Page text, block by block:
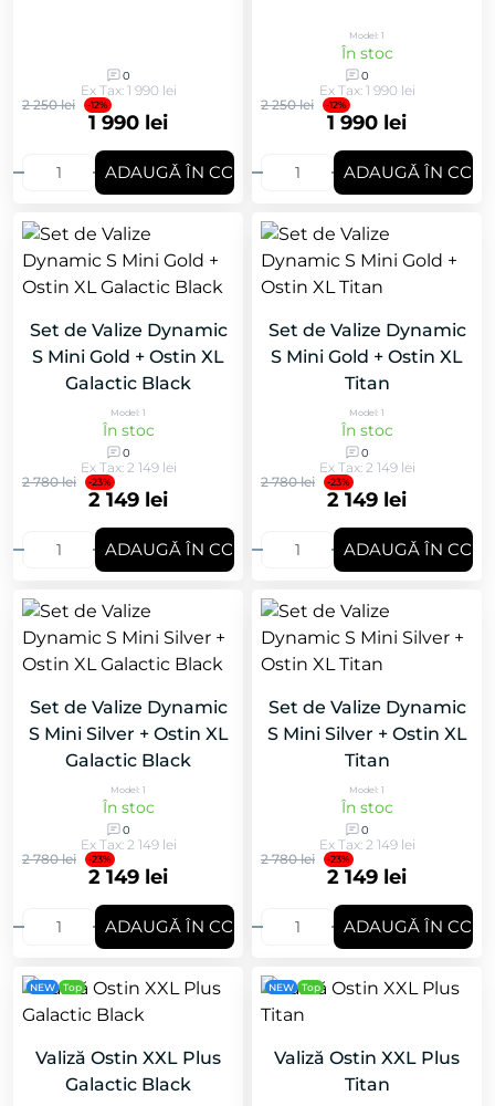
0
Ex Tax: 1 990 lei
2 250 lei
-12%
1 990 lei
ADAUGǍ ÎN COȘ
Model: 1
În stoc
0
Ex Tax: 1 990 lei
2 250 lei
-12%
1 990 lei
ADAUGǍ ÎN COȘ
Set de Valize Dynamic
S Mini Gold + Ostin XL
Galactic Black
Model: 1
În stoc
0
Ex Tax: 2 149 lei
2 780 lei
-23%
2 149 lei
ADAUGǍ ÎN COȘ
Set de Valize Dynamic
S Mini Gold + Ostin XL
Titan
Model: 1
În stoc
0
Ex Tax: 2 149 lei
2 780 lei
-23%
2 149 lei
ADAUGǍ ÎN COȘ
Set de Valize Dynamic
S Mini Silver + Ostin XL
Galactic Black
Model: 1
În stoc
0
Ex Tax: 2 149 lei
2 780 lei
-23%
2 149 lei
ADAUGǍ ÎN COȘ
Set de Valize Dynamic
S Mini Silver + Ostin XL
Titan
Model: 1
În stoc
0
Ex Tax: 2 149 lei
2 780 lei
-23%
2 149 lei
ADAUGǍ ÎN COȘ
NEW Top
Valiză Ostin XXL Plus
Galactic Black
NEW Top
Valiză Ostin XXL Plus
Titan